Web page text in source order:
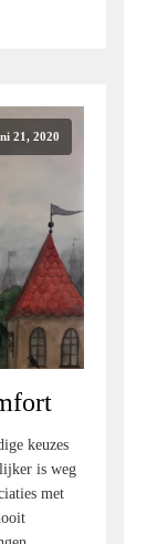
21, 2020
keuzes
is weg
met